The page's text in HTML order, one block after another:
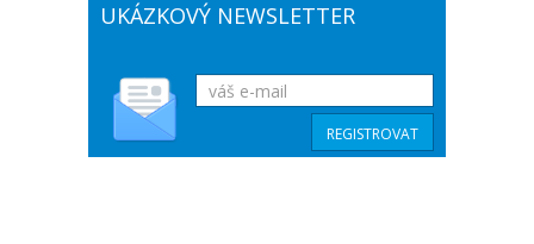
UKÁZKOVÝ NEWSLETTER